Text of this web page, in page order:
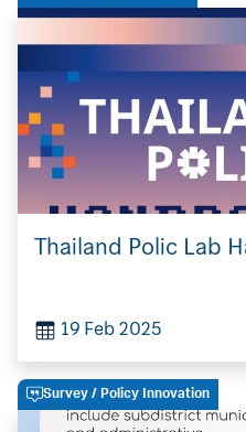
Thailand Polic Lab
19 Feb 2025
Survey / Policy Innovation